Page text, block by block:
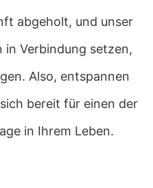
abgeholt, und unser
in Verbindung setzen,
Also, entspannen
bereit für einen der
in Ihrem Leben.